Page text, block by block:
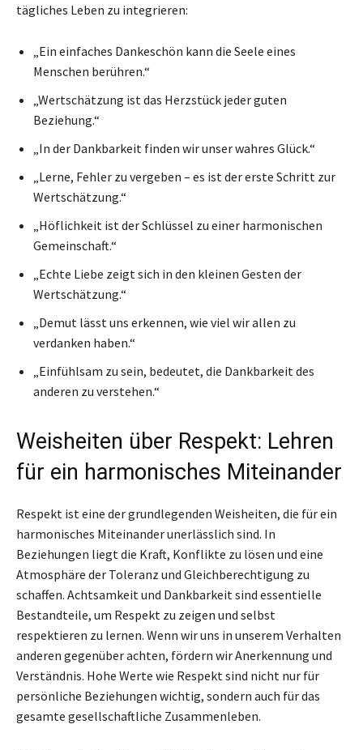
tägliches Leben zu integrieren:
„Ein einfaches Dankeschön kann die Seele eines
Menschen berühren.“
„Wertschätzung ist das Herzstück jeder guten
Beziehung.“
„In der Dankbarkeit finden wir unser wahres Glück.“
„Lerne, Fehler zu vergeben – es ist der erste Schritt zur
Wertschätzung.“
„Höflichkeit ist der Schlüssel zu einer harmonischen
Gemeinschaft.“
„Echte Liebe zeigt sich in den kleinen Gesten der
Wertschätzung.“
„Demut lässt uns erkennen, wie viel wir allen zu
verdanken haben.“
„Einfühlsam zu sein, bedeutet, die Dankbarkeit des
anderen zu verstehen.“
Weisheiten über Respekt: Lehren
für ein harmonisches Miteinander
Respekt ist eine der grundlegenden Weisheiten, die für ein
harmonisches Miteinander unerlässlich sind. In
Beziehungen liegt die Kraft, Konflikte zu lösen und eine
Atmosphäre der Toleranz und Gleichberechtigung zu
schaffen. Achtsamkeit und Dankbarkeit sind essentielle
Bestandteile, um Respekt zu zeigen und selbst
respektieren zu lernen. Wenn wir uns in unserem Verhalten
anderen gegenüber achten, fördern wir Anerkennung und
Verständnis. Hohe Werte wie Respekt sind nicht nur für
persönliche Beziehungen wichtig, sondern auch für das
gesamte gesellschaftliche Zusammenleben.